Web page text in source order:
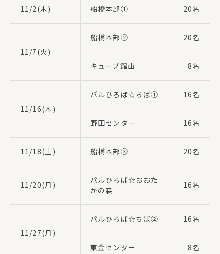
11/2(木) 船橋本部① 20名
11/7(火)
船橋本部② 20名
キューブ館山 8名
11/16(木)
パルひろば☆ちば① 16名
野田センター 16名
11/18(土) 船橋本部③ 20名
11/20(月)
パルひろば☆おおた
かの森
16名
11/27(月)
パルひろば☆ちば② 16名
東金センター 8名